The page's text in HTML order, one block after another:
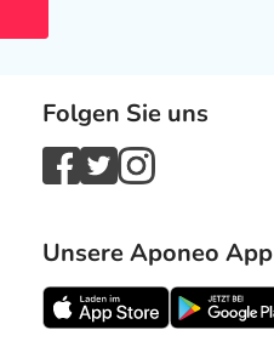
Folgen Sie uns
Unsere Aponeo App